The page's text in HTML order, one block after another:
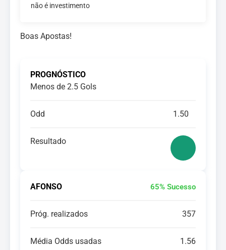
não é investimento
Boas Apostas!
PROGNÓSTICO
Menos de 2.5 Gols
Odd 1.50
Resultado
AFONSO 65% Sucesso
Próg. realizados 357
Média Odds usadas 1.56